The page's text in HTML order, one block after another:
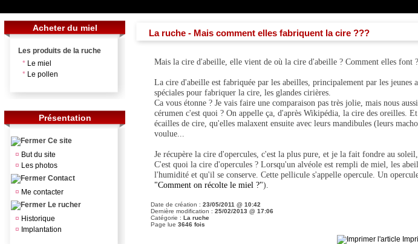
Acheter du miel
Les produits de la ruche
* Le miel
* Le pollen
Présentation
Ce site
¤ But du site
¤ Les photos
Contact
¤ Me contacter
Le rucher
¤ Historique
¤ Implantation
La ruche - Mais comment elles fabriquent la cire ???
Mais la cire d'abeille, elle vient de où la cire d'abeille ? Comment elles font
La cire d'abeille est fabriquée par les abeilles, principalement par les jeunes
spéciales pour fabriquer la cire, les glandes cirières.
Ca vous étonne ? Je vais faire une comparaison pas très jolie, mais nous
cérumen c'est quoi ? On appelle ça, d'après Wikipédia, la cire des oreilles.
écailles de cire, qu'elles malaxent ensuite avec leurs mandibules (leurs
voulue...
Je récupère la cire d'opercules, c'est la plus pure, et je la fait fondre au
C'est quoi la cire d'opercules ? Lorsqu'un alvéole est rempli de miel, les
l'humidité et qu'il se conserve. Cette pellicule s'appelle opercule. Un
"Comment on récolte le miel ?").
Date de création : 23/05/2011 @ 10:42
Dernière modification : 25/02/2013 @ 17:06
Catégorie : La ruche
Page lue 3646 fois